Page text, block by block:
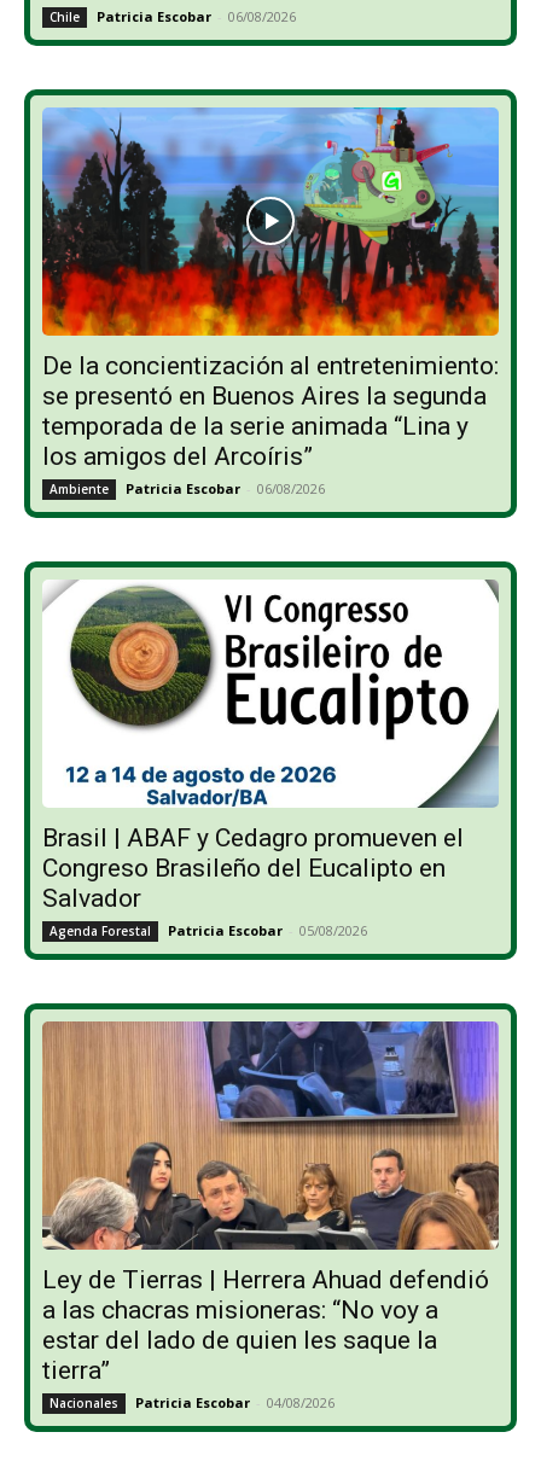
Chile Patricia Escobar - 06/08/2026
De la concientización al entretenimiento:
se presentó en Buenos Aires la segunda
temporada de la serie animada “Lina y
los amigos del Arcoíris”
Ambiente Patricia Escobar - 06/08/2026
Brasil | ABAF y Cedagro promueven el
Congreso Brasileño del Eucalipto en
Salvador
Agenda Forestal Patricia Escobar - 05/08/2026
Ley de Tierras | Herrera Ahuad defendió
a las chacras misioneras: “No voy a
estar del lado de quien les saque la
tierra”
Nacionales Patricia Escobar - 04/08/2026